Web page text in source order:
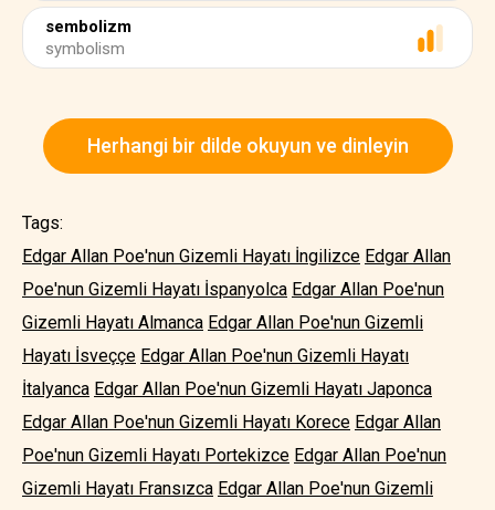
sembolizm
symbolism
Herhangi bir dilde okuyun ve dinleyin
Tags:
Edgar Allan Poe'nun Gizemli Hayatı İngilizce Edgar Allan
Poe'nun Gizemli Hayatı İspanyolca Edgar Allan Poe'nun
Gizemli Hayatı Almanca Edgar Allan Poe'nun Gizemli
Hayatı İsveççe Edgar Allan Poe'nun Gizemli Hayatı
İtalyanca Edgar Allan Poe'nun Gizemli Hayatı Japonca
Edgar Allan Poe'nun Gizemli Hayatı Korece Edgar Allan
Poe'nun Gizemli Hayatı Portekizce Edgar Allan Poe'nun
Gizemli Hayatı Fransızca Edgar Allan Poe'nun Gizemli